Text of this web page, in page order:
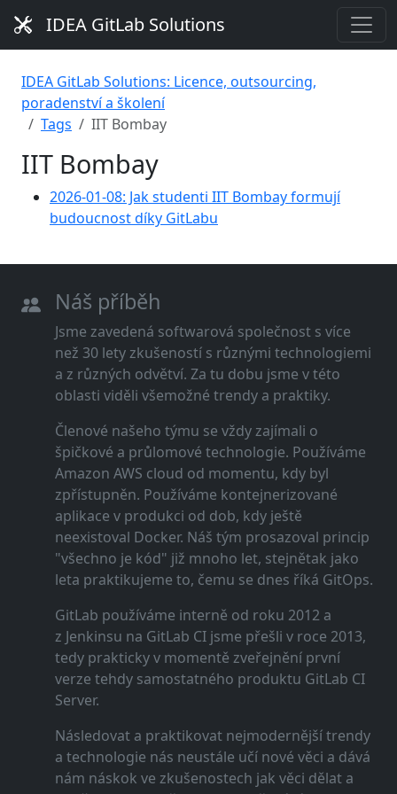
IDEA GitLab Solutions
IDEA GitLab Solutions: Licence, outsourcing,
poradenství a školení
Tags
IIT Bombay
IIT Bombay
2026-01-08: Jak studenti IIT Bombay formují
budoucnost díky GitLabu
Náš příběh
Jsme zavedená softwarová společnost s více
než 30 lety zkušeností s různými technologiemi
a z různých odvětví. Za tu dobu jsme v této
oblasti viděli všemožné trendy a praktiky.
Členové našeho týmu se vždy zajímali o
špičkové a průlomové technologie. Používáme
Amazon AWS cloud od momentu, kdy byl
zpřístupněn. Používáme kontejnerizované
aplikace v produkci od dob, kdy ještě
neexistoval Docker. Náš tým prosazoval princip
"všechno je kód" již mnoho let, stejnětak jako
leta praktikujeme to, čemu se dnes říká GitOps.
GitLab používáme interně od roku 2012 a
z Jenkinsu na GitLab CI jsme přešli v roce 2013,
tedy prakticky v momentě zveřejnění první
verze tehdy samostatného produktu GitLab CI
Server.
Následovat a praktikovat nejmodernější trendy
a technologie nás neustále učí nové věci a dává
nám náskok ve zkušenostech jak věci dělat a